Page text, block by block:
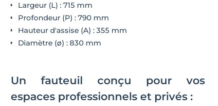
Largeur (L) : 715 mm
Profondeur (P) : 790 mm
Hauteur d'assise (A) : 355 mm
Diamètre (ø) : 830 mm
Un fauteuil conçu pour vos
espaces professionnels et privés :